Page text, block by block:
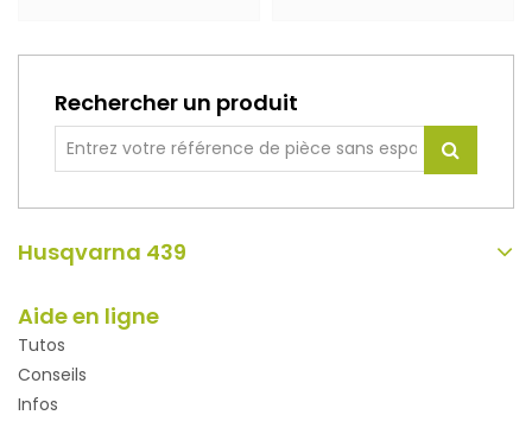
Rechercher un produit
Husqvarna 439
Aide en ligne
Tutos
Conseils
Infos